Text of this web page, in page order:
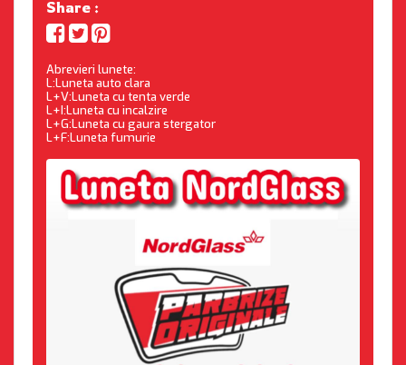
Share :
Abrevieri lunete:
L:Luneta auto clara
L+V:Luneta cu tenta verde
L+I:Luneta cu incalzire
L+G:Luneta cu gaura stergator
L+F:Luneta fumurie